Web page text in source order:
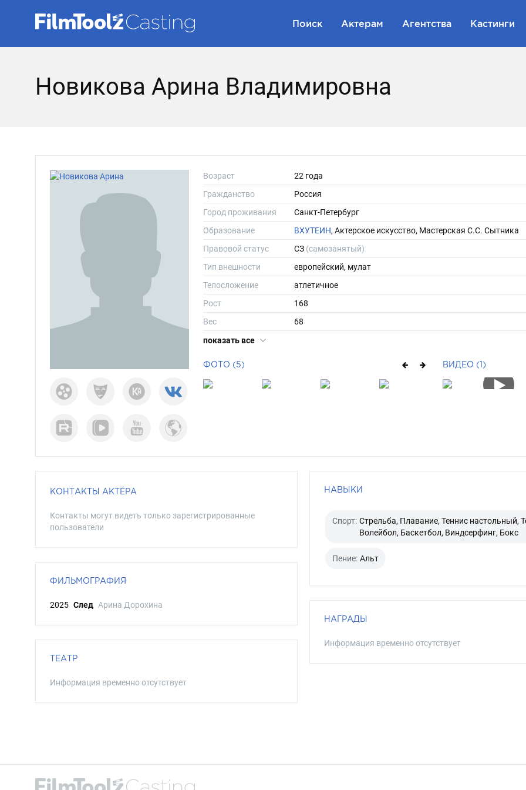
Поиск Актерам Агентства Кастинги
Новикова Арина Владимировна
Возраст
22 года
Гражданство
Россия
Город проживания
Санкт-Петербург
Образование
ВХУТЕИН, Актерское искусство, Мастерская С.С. Сытника
Правовой статус
СЗ (самозанятый)
Тип внешности
европейский, мулат
Телосложение
атлетичное
Рост
168
Вес
68
Размер одежды
показать все
ФОТО (5) ВИДЕО (1)
КОНТАКТЫ АКТЁРА
Контакты могут видеть только зарегистрированные
пользователи
ФИЛЬМОГРАФИЯ
2025 След Арина Дорохина
ТЕАТР
Информация временно отсутствует
НАВЫКИ
Спорт: Стрельба, Плавание, Теннис настольный,
Волейбол, Баскетбол, Виндсерфинг, Бокс
Пение: Альт
НАГРАДЫ
Информация временно отсутствует